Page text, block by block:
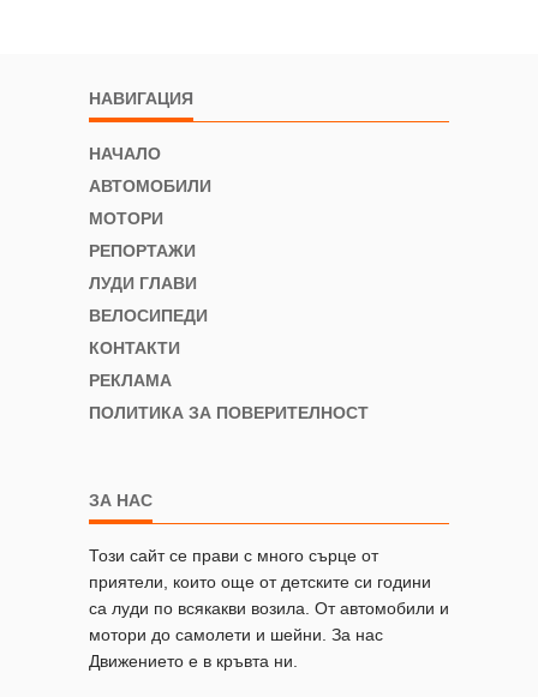
НАВИГАЦИЯ
НАЧАЛО
АВТОМОБИЛИ
МОТОРИ
РЕПОРТАЖИ
ЛУДИ ГЛАВИ
ВЕЛОСИПЕДИ
КОНТАКТИ
РЕКЛАМА
ПОЛИТИКА ЗА ПОВЕРИТЕЛНОСТ
ЗА НАС
Този сайт се прави с много сърце от
приятели, които още от детските си години
са луди по всякакви возила. От автомобили и
мотори до самолети и шейни. За нас
Движението е в кръвта ни.